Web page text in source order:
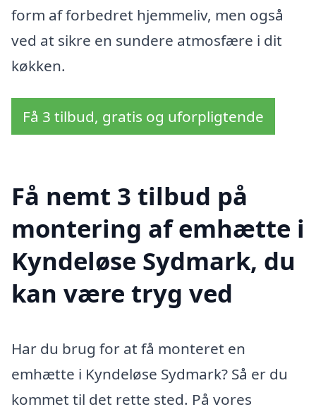
form af forbedret hjemmeliv, men også
ved at sikre en sundere atmosfære i dit
køkken.
Få 3 tilbud, gratis og uforpligtende
Få nemt 3 tilbud på
montering af emhætte i
Kyndeløse Sydmark, du
kan være tryg ved
Har du brug for at få monteret en
emhætte i Kyndeløse Sydmark? Så er du
kommet til det rette sted. På vores